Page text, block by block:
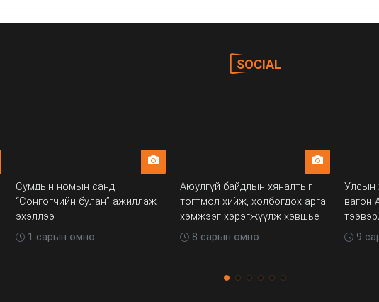
SOCIAL
Сумдын номын санд
“Сонгогчийн булан” ажиллаж
эхэллээ
1 сарын өмнө
Аюулгүй байдлын хяналтыг
тогтмол хийж, холбогдох арга
хэмжээг хэрэгжүүлж хэвшье
8 сарын өмнө
Улсын
вагон
9